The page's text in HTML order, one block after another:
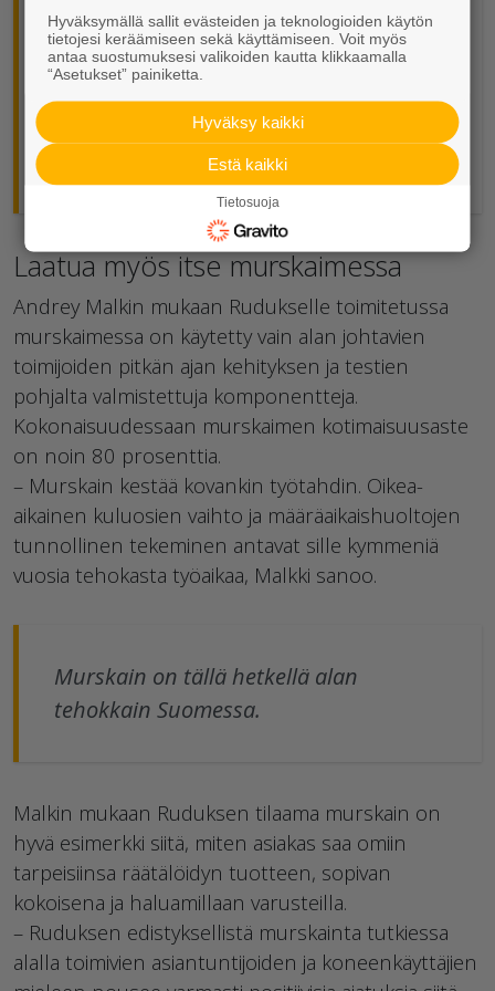
Ympäristöarvojensa mukaisesti Rudus
halusi täyssähköisen murskaimen –
Sähkö on vielä hyvin harvinainen
voimanlähde mobiileissa
kierrätysmurskaimissa.
Laatua myös itse murskaimessa
Andrey Malkin mukaan Rudukselle toimitetussa
murskaimessa on käytetty vain alan johtavien
toimijoiden pitkän ajan kehityksen ja testien
pohjalta valmistettuja komponentteja.
Kokonaisuudessaan murskaimen kotimaisuusaste
on noin 80 prosenttia.
– Murskain kestää kovankin työtahdin. Oikea-
aikainen kuluosien vaihto ja määräaikaishuoltojen
tunnollinen tekeminen antavat sille kymmeniä
vuosia tehokasta työaikaa, Malkki sanoo.
Murskain on tällä hetkellä alan
tehokkain Suomessa.
Malkin mukaan Ruduksen tilaama murskain on
hyvä esimerkki siitä, miten asiakas saa omiin
tarpeisiinsa räätälöidyn tuotteen, sopivan
kokoisena ja haluamillaan varusteilla.
– Ruduksen edistyksellistä murskainta tutkiessa
alalla toimivien asiantuntijoiden ja koneenkäyttäjien
Hyväksymällä sallit evästeiden ja teknologioiden käytön
tietojesi keräämiseen sekä käyttämiseen. Voit myös
antaa suostumuksesi valikoiden kautta klikkaamalla
“Asetukset” painiketta.
Hyväksy kaikki
Estä kaikki
Tietosuoja